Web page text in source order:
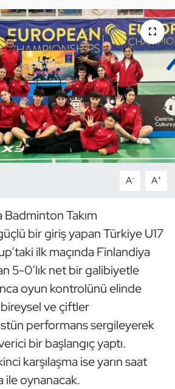
A- A+
Badminton Takım
bir giriş yapan Türkiye U17
ilk maçında Finlandiya
5-0’lık net bir galibiyetle
oyun kontrolünü elinde
ve çiftler
performans sergileyerek
bir başlangıç yaptı.
karşılaşma ise yarın saat
ile oynanacak.